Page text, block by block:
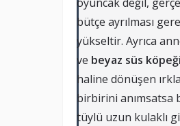
bütçe ayrılması
yükseltir. Ayrıca
ve beyaz süs
haline dönüşen
birbirini anımsatsa
tüylü uzun kulaklı